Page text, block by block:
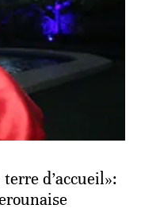
d’accueil»: